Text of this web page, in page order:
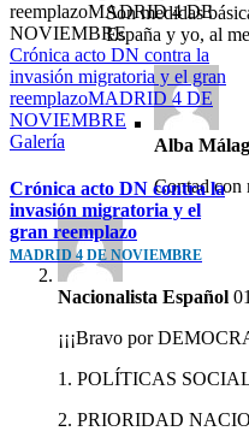
Crónica acto DN contra la
invasión migratoria y el gran
reemplazoMADRID 4 DE
NOVIEMBRE
Galería
Crónica acto DN contra la
invasión migratoria y el
gran reemplazo
MADRID 4 DE NOVIEMBRE
Son medidas
España y yo, al
Alba
Contad con
Nacionalista Español
¡¡¡Bravo por
1. POLÍTICAS
2. PRIORIDAD